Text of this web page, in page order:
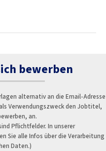
bewerben
alternativ an die Email-Adresse
Verwendungszweck den Jobtitel,
an.
Pflichtfelder. In unserer
Sie alle Infos über die Verarbeitung
Daten.)